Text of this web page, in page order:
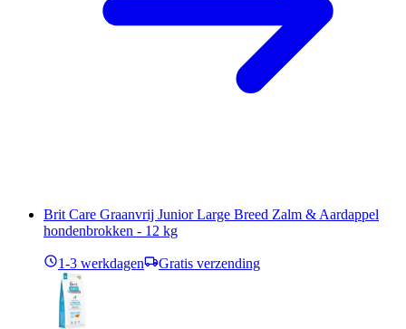
Brit Care Graanvrij Junior Large Breed Zalm & Aardappel
hondenbrokken - 12 kg
1-3 werkdagen Gratis verzending